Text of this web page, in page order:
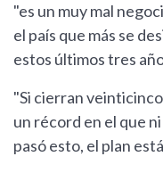
"es un muy mal
el país que más se
estos últimos tres
"Si cierran
un récord en el que
pasó esto, el plan